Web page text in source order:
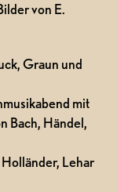
von E.
Graun und
mit
Bach, Händel,
Lehar